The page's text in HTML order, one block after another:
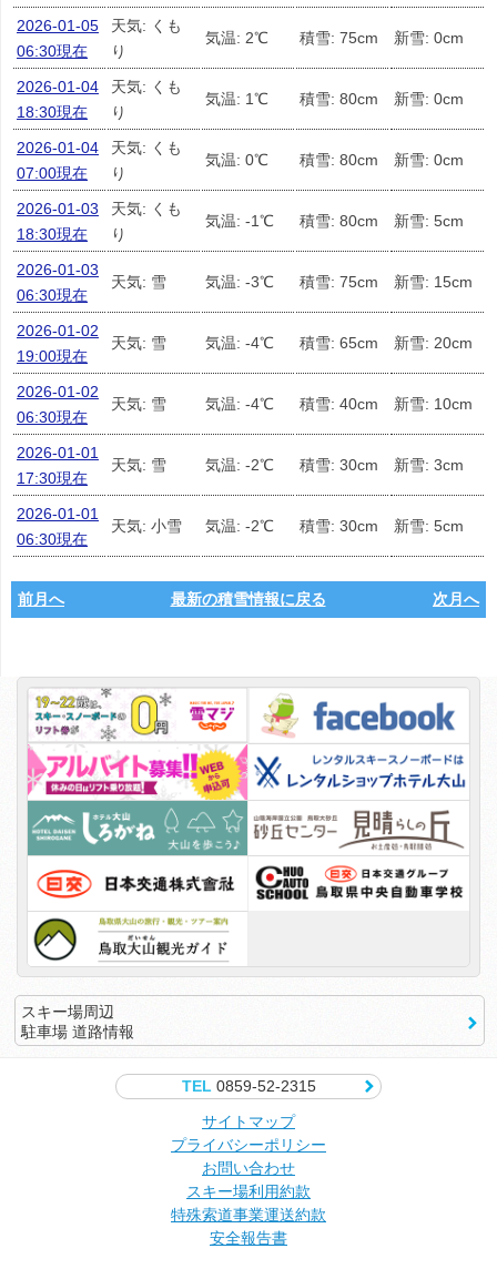
2026-01-05
06:30現在
天気: くも
り
気温: 2℃ 積雪: 75cm 新雪: 0cm
2026-01-04
18:30現在
天気: くも
り
気温: 1℃ 積雪: 80cm 新雪: 0cm
2026-01-04
07:00現在
天気: くも
り
気温: 0℃ 積雪: 80cm 新雪: 0cm
2026-01-03
18:30現在
天気: くも
り
気温: -1℃ 積雪: 80cm 新雪: 5cm
2026-01-03
06:30現在
天気: 雪 気温: -3℃ 積雪: 75cm 新雪: 15cm
2026-01-02
19:00現在
天気: 雪 気温: -4℃ 積雪: 65cm 新雪: 20cm
2026-01-02
06:30現在
天気: 雪 気温: -4℃ 積雪: 40cm 新雪: 10cm
2026-01-01
17:30現在
天気: 雪 気温: -2℃ 積雪: 30cm 新雪: 3cm
2026-01-01
06:30現在
天気: 小雪 気温: -2℃ 積雪: 30cm 新雪: 5cm
前月へ 最新の積雪情報に戻る 次月へ
スキー場周辺
駐車場 道路情報
TEL0859-52-2315
サイトマップ
プライバシーポリシー
お問い合わせ
スキー場利用約款
特殊索道事業運送約款
安全報告書